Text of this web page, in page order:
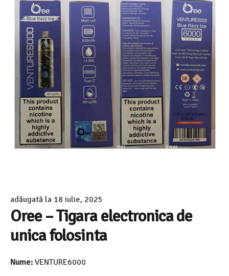
adăugată la 18 iulie, 2025
Oree – Tigara electronica de
unica folosinta
Nume: VENTURE6000